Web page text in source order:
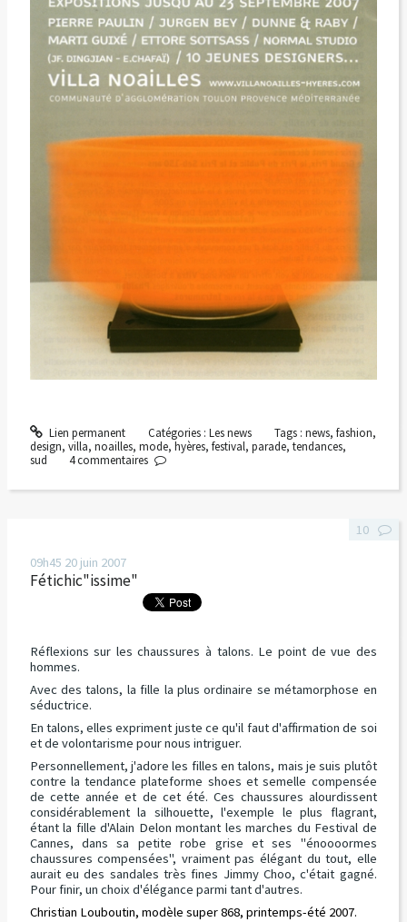
Lien permanent Catégories : Les news Tags : news, fashion,
design, villa, noailles, mode, hyères, festival, parade, tendances,
sud
4commentaires
09h45 20 juin 2007
Fétichic"issime"
Réflexions sur les chaussures à talons. Le point de vue des
hommes.
Avec des talons, la fille la plus ordinaire se métamorphose en
séductrice.
En talons, elles expriment juste ce qu'il faut d'affirmation de soi
et de volontarisme pour nous intriguer.
Personnellement, j'adore les filles en talons, mais je suis plutôt
contre la tendance plateforme shoes et semelle compensée
de cette année et de cet été. Ces chaussures alourdissent
considérablement la silhouette, l'exemple le plus flagrant,
étant la fille d'Alain Delon montant les marches du Festival de
Cannes, dans sa petite robe grise et ses "énoooormes
chaussures compensées", vraiment pas élégant du tout, elle
aurait eu des sandales très fines Jimmy Choo, c'était gagné.
Pour finir, un choix d'élégance parmi tant d'autres.
Christian Louboutin, modèle super 868, printemps-été 2007.
10